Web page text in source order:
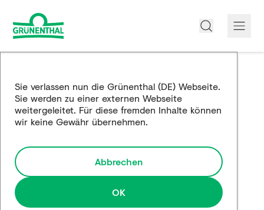
Produkte
Edukation
Forschung und Entwicklung
Partnerschaften
Sie verlassen nun die Grünenthal (DE) Webseite.
Sie werden zu einer externen Webseite
weitergeleitet. Für diese fremden Inhalte können
wir keine Gewähr übernehmen.
Abbrechen
OK